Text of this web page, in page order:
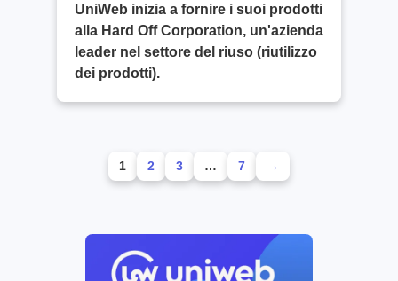
UniWeb inizia a fornire i suoi prodotti
alla Hard Off Corporation, un'azienda
leader nel settore del riuso (riutilizzo
dei prodotti).
1 2 3 … 7 →